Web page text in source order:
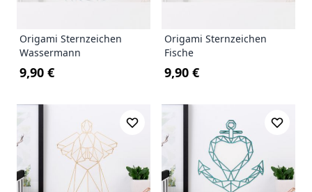
Origami Sternzeichen
Wassermann
9,90 €
Origami Sternzeichen
Fische
9,90 €